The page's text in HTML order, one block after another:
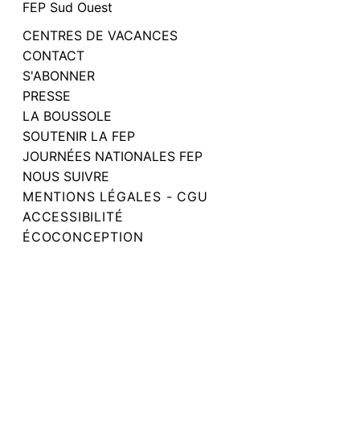
FEP Sud Ouest
CENTRES DE VACANCES
CONTACT
S'ABONNER
PRESSE
LA BOUSSOLE
SOUTENIR LA FEP
JOURNÉES NATIONALES FEP
NOUS SUIVRE
MENTIONS LÉGALES - CGU
ACCESSIBILITÉ
ÉCOCONCEPTION